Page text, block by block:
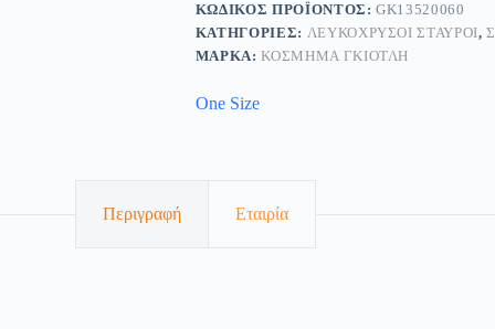
ΚΩΔΙΚΌΣ ΠΡΟΪΌΝΤΟΣ:GK13520060
ΚΑΤΗΓΟΡΊΕΣ: ΛΕΥΚΌΧΡΥΣΟΙ ΣΤΑΥΡΟΊ,
ΜΆΡΚΑ:ΚΟΣΜΗΜΑ ΓΚΙΟΤΛΗ
One Size
Περιγραφή Εταιρία